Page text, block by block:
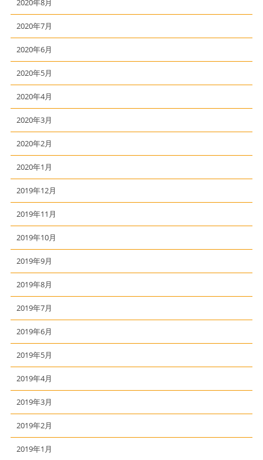
2020年8月
2020年7月
2020年6月
2020年5月
2020年4月
2020年3月
2020年2月
2020年1月
2019年12月
2019年11月
2019年10月
2019年9月
2019年8月
2019年7月
2019年6月
2019年5月
2019年4月
2019年3月
2019年2月
2019年1月